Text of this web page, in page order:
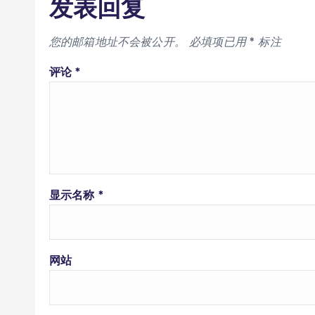
发表回复
您的邮箱地址不会被公开。 必填项已用* 标注
评论*
显示名称 *
网站